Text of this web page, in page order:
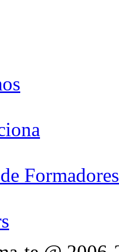
Formadores